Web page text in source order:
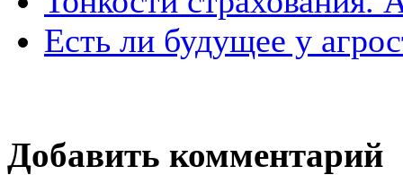
Есть ли будущее у
Добавить комментарий